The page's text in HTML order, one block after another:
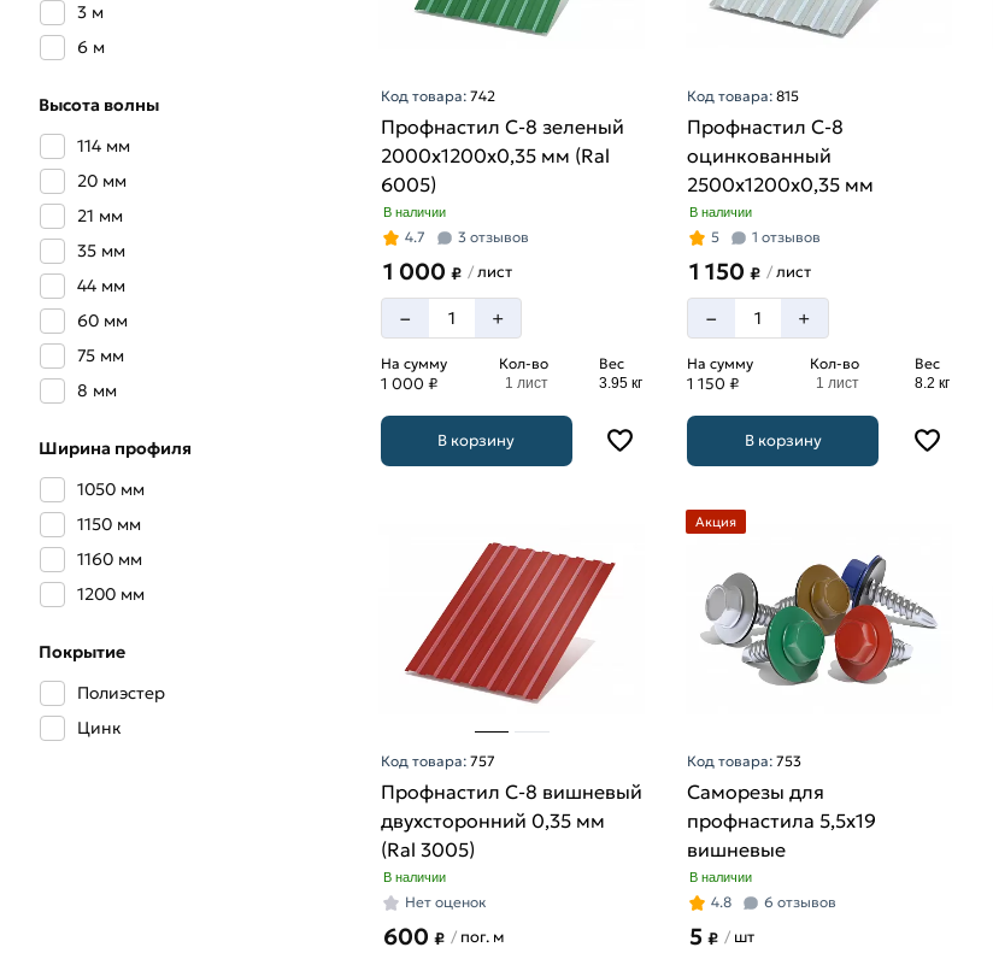
3 м
6 м
Высота волны
114 мм
20 мм
21 мм
35 мм
44 мм
60 мм
75 мм
8 мм
Ширина профиля
1050 мм
1150 мм
1160 мм
1200 мм
Покрытие
Полиэстер
Цинк
Код товара: 742
Профнастил С-8 зеленый
2000х1200х0,35 мм (Ral
6005)
В наличии
4.7 3 отзывов
1 000 ₽ /лист
– +
На сумму
1 000 ₽
Кол-во
1 лист
Вес
3.95 кг
В корзину
Код товара:815
Профнастил С-8
оцинкованный
2500х1200х0,35 мм
В наличии
5 1 отзывов
1 150₽ / лист
– +
На сумму
1 150 ₽
Кол-во
1 лист
Вес
8.2 кг
В корзину
Код товара: 757
Профнастил С-8 вишневый
двухсторонний 0,35 мм
(Ral 3005)
В наличии
Нет оценок
600 ₽ /пог. м
Акция
Код товара:753
Саморезы для
профнастила 5,5х19
вишневые
В наличии
4.8 6 отзывов
5₽ / шт